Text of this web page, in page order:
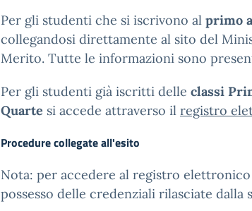
Per gli studenti che si iscrivono al primo
collegandosi direttamente al sito del
Merito. Tutte le informazioni sono
Per gli studenti già iscritti delle classi
Quarte si accede attraverso il registro
Procedure collegate all'esito
Nota: per accedere al registro
possesso delle credenziali rilasciate dalla